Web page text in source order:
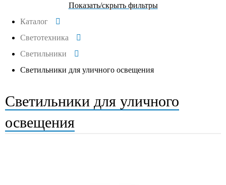
Показать/скрыть фильтры
Каталог
Светотехника
Светильники
Светильники для уличного освещения
Светильники для уличного
освещения